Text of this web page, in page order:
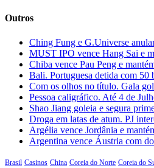
Outros
Ching Fung e G.Universe
MUST IPO vence Hang Sai e
Chiba vence Pau Peng e
Bali. Portuguesa detida com 50
Com os olhos no título. Gala
Pessoa caligráfico. Até 4 de
Shao Jiang goleia e segura
Droga em latas de atum. PJ
Argélia vence Jordânia e
Argentina vence Áustria com
Brasil Casinos China Coreia do Norte Coreia do